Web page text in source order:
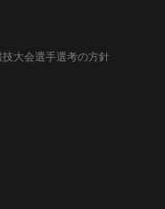
大会選手選考の方針